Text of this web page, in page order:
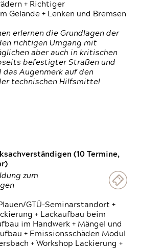
+ Richtiger
Gelände + Lenken und Bremsen
erlernen die Grundlagen der
richtigen Umgang mit
aber auch in kritischen
befestigter Straßen und
das Augenmerk auf den
technischen Hilfsmittel
(10 Termine,
zum
GTÜ-Seminarstandort +
+ Lackaufbau beim
im Handwerk + Mängel und
+ Emissionsschäden Modul
+ Workshop Lackierung +